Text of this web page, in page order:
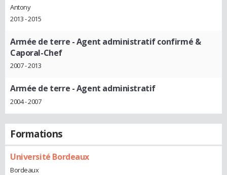
Antony
2013 - 2015
Armée de terre - Agent administratif confirmé &
Caporal-Chef
2007 - 2013
Armée de terre - Agent administratif
2004 - 2007
Formations
Université Bordeaux
Bordeaux